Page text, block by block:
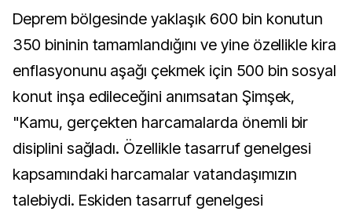
Deprem bölgesinde yaklaşık 600 bin konutun
350 bininin tamamlandığını ve yine özellikle kira
enflasyonunu aşağı çekmek için 500 bin sosyal
konut inşa edileceğini anımsatan Şimşek,
"Kamu, gerçekten harcamalarda önemli bir
disiplini sağladı. Özellikle tasarruf genelgesi
kapsamındaki harcamalar vatandaşımızın
talebiydi. Eskiden tasarruf genelgesi